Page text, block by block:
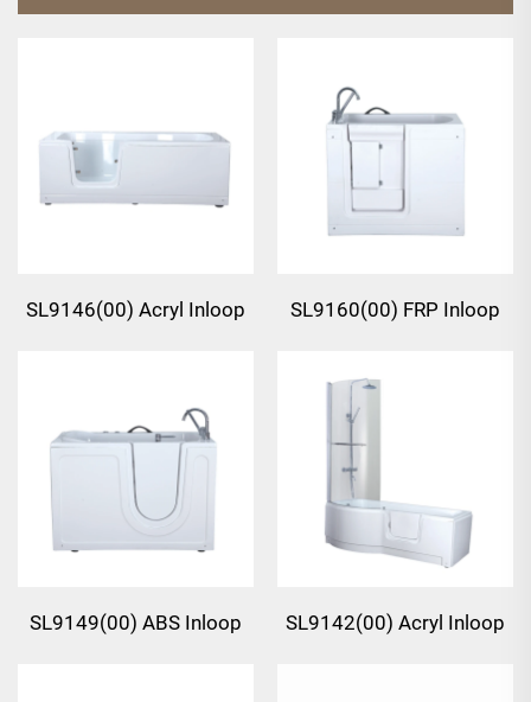
SL9146(00) Acryl Inloop
SL9160(00) FRP Inloop
SL9149(00) ABS Inloop
SL9142(00) Acryl Inloop